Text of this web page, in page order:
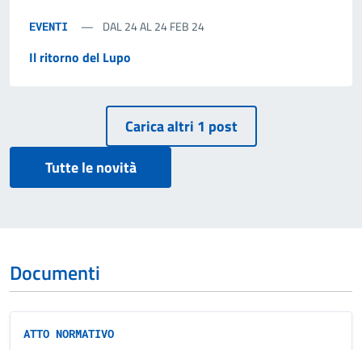
EVENTI DAL 24 AL 24 FEB 24
Il ritorno del Lupo
Tutte le novità
Documenti
ATTO NORMATIVO